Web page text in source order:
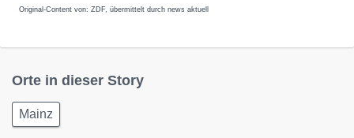
Original-Content von: ZDF, übermittelt durch news aktuell
Orte in dieser Story
Mainz